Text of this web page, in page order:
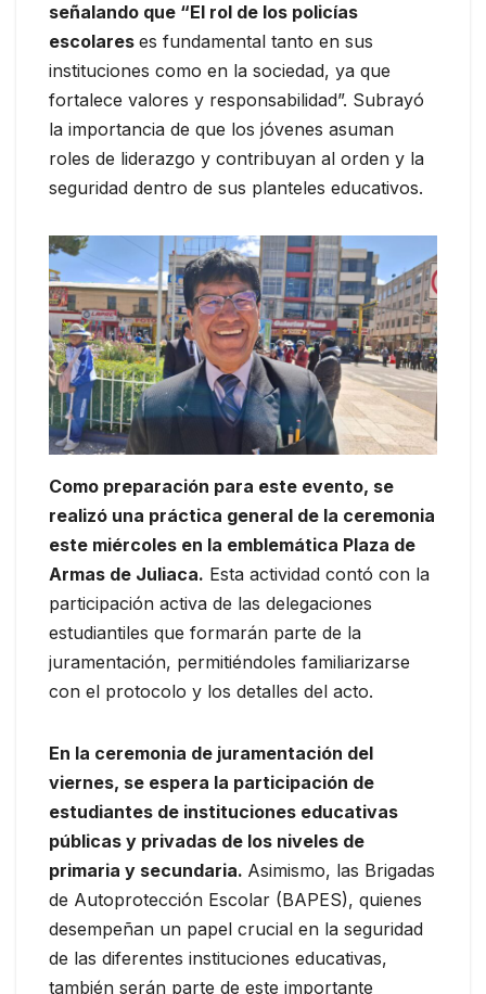
señalando que “El rol de los policías
escolares es fundamental tanto en sus
instituciones como en la sociedad, ya que
fortalece valores y responsabilidad”. Subrayó
la importancia de que los jóvenes asuman
roles de liderazgo y contribuyan al orden y la
seguridad dentro de sus planteles educativos.
Como preparación para este evento, se
realizó una práctica general de la ceremonia
este miércoles en la emblemática Plaza de
Armas de Juliaca. Esta actividad contó con la
participación activa de las delegaciones
estudiantiles que formarán parte de la
juramentación, permitiéndoles familiarizarse
con el protocolo y los detalles del acto.
En la ceremonia de juramentación del
viernes, se espera la participación de
estudiantes de instituciones educativas
públicas y privadas de los niveles de
primaria y secundaria. Asimismo, las Brigadas
de Autoprotección Escolar (BAPES), quienes
desempeñan un papel crucial en la seguridad
de las diferentes instituciones educativas,
también serán parte de este importante